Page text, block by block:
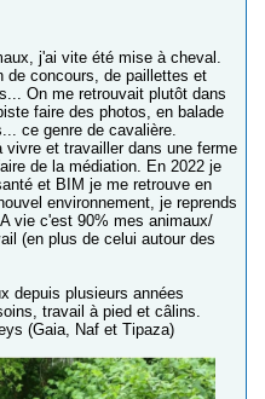
j'ai vite été mise à cheval.
de concours, de paillettes et
On me retrouvait plutôt dans
faire des photos, en balade
ce genre de cavalière.
vivre et travailler dans une ferme
de la médiation. En 2022 je
et BIM je me retrouve en
environnement, je reprends
vie c'est 90% mes animaux/
(en plus de celui autour des
depuis plusieurs années
travail à pied et câlins.
(Gaia, Naf et Tipaza)